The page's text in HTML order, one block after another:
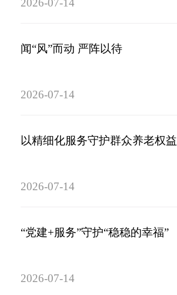
2026-07-14
闻“风”而动 严阵以待
2026-07-14
以精细化服务守护群众养老权益
2026-07-14
“党建+服务”守护“稳稳的幸福”
2026-07-14